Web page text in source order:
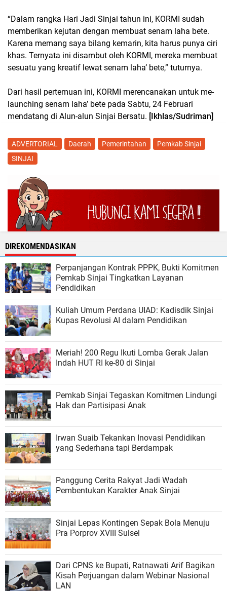
“Dalam rangka Hari Jadi Sinjai tahun ini, KORMI sudah
memberikan kejutan dengan membuat senam laha bete.
Karena memang saya bilang kemarin, kita harus punya ciri
khas. Ternyata ini disambut oleh KORMI, mereka membuat
sesuatu yang kreatif lewat senam laha’ bete,” tuturnya.
Dari hasil pertemuan ini, KORMI merencanakan untuk me-
launching senam laha’ bete pada Sabtu, 24 Februari
mendatang di Alun-alun Sinjai Bersatu. [Ikhlas/Sudriman]
ADVERTORIAL Daerah Pemerintahan
Pemkab Sinjai
SINJAI
DIREKOMENDASIKAN
Perpanjangan Kontrak PPPK, Bukti Komitmen
Pemkab Sinjai Tingkatkan Layanan
Pendidikan
Kuliah Umum Perdana UIAD: Kadisdik Sinjai
Kupas Revolusi AI dalam Pendidikan
Meriah! 200 Regu Ikuti Lomba Gerak Jalan
Indah HUT RI ke-80 di Sinjai
Pemkab Sinjai Tegaskan Komitmen Lindungi
Hak dan Partisipasi Anak
Irwan Suaib Tekankan Inovasi Pendidikan
yang Sederhana tapi Berdampak
Panggung Cerita Rakyat Jadi Wadah
Pembentukan Karakter Anak Sinjai
Sinjai Lepas Kontingen Sepak Bola Menuju
Pra Porprov XVIII Sulsel
Dari CPNS ke Bupati, Ratnawati Arif Bagikan
Kisah Perjuangan dalam Webinar Nasional
LAN